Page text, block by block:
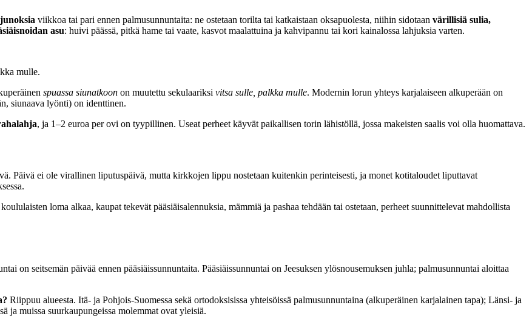
viikkoa tai pari ennen palmusunnuntaita: ne ostetaan torilta tai katkaistaan oksapuolesta, niihin sidotaan värillisiä sulia,
asu: huivi päässä, pitkä hame tai vaate, kasvot maalattuina ja kahvipannu tai kori kainalossa lahjuksia varten.
mulle.
spuassa siunatkoon on muutettu sekulaariksi vitsa sulle, palkka mulle. Modernin lorun yhteys karjalaiseen alkuperään on
siunaava lyönti) on identtinen.
, ja 1–2 euroa per ovi on tyypillinen. Useat perheet käyvät paikallisen torin lähistöllä, jossa makeisten saalis voi olla huomattava.
Päivä ei ole virallinen liputuspäivä, mutta kirkkojen lippu nostetaan kuitenkin perinteisesti, ja monet kotitaloudet liputtavat
koululaisten loma alkaa, kaupat tekevät pääsiäisalennuksia, mämmiä ja pashaa tehdään tai ostetaan, perheet suunnittelevat mahdollista
on seitsemän päivää ennen pääsiäissunnuntaita. Pääsiäissunnuntai on Jeesuksen ylösnousemuksen juhla; palmusunnuntai aloittaa
Riippuu alueesta. Itä- ja Pohjois-Suomessa sekä ortodoksisissa yhteisöissä palmusunnuntaina (alkuperäinen karjalainen tapa); Länsi- ja
ja muissa suurkaupungeissa molemmat ovat yleisiä.